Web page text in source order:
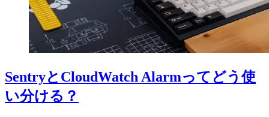
SentryとCloudWatch Alarmってどう使
い分ける？